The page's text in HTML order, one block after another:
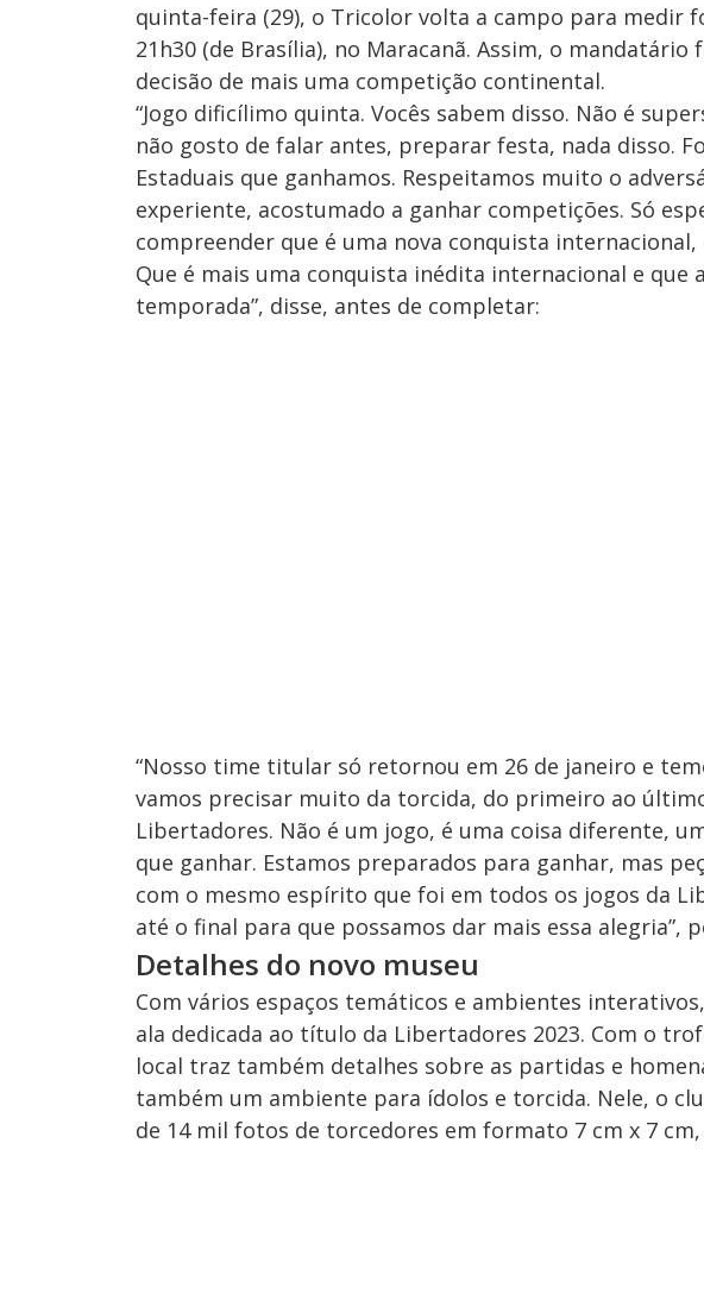
quinta-feira (29), o Tricolor volta a campo para medir
21h30 (de Brasília), no Maracanã. Assim, o
decisão de mais uma competição continental.
“Jogo dificílimo quinta. Vocês sabem disso. Não é
não gosto de falar antes, preparar festa, nada disso.
Estaduais que ganhamos. Respeitamos muito o
experiente, acostumado a ganhar competições. Só
compreender que é uma nova conquista
Que é mais uma conquista inédita internacional e que
temporada”, disse, antes de completar:
“Nosso time titular só retornou em 26 de janeiro e
vamos precisar muito da torcida, do primeiro ao
Libertadores. Não é um jogo, é uma coisa diferente,
que ganhar. Estamos preparados para ganhar, mas
com o mesmo espírito que foi em todos os jogos da
até o final para que possamos dar mais essa alegria”,
Detalhes do novo museu
Com vários espaços temáticos e ambientes
ala dedicada ao título da Libertadores 2023. Com o
local traz também detalhes sobre as partidas e
também um ambiente para ídolos e torcida. Nele, o
de 14 mil fotos de torcedores em formato 7 cm x 7